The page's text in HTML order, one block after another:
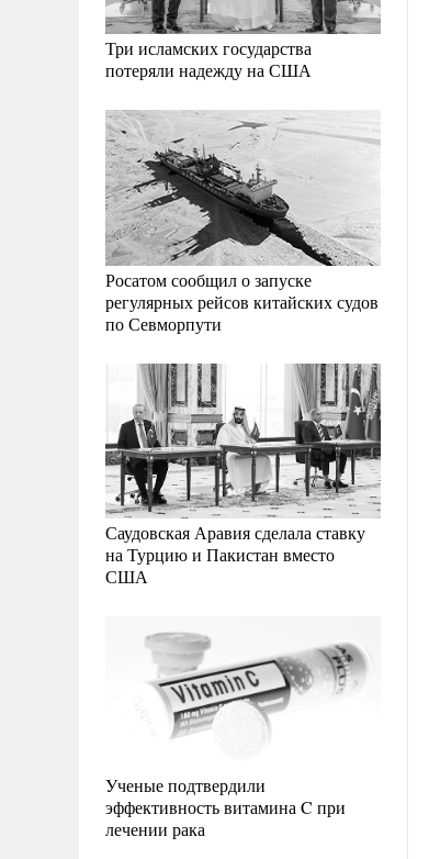
Три исламских государства
потеряли надежду на США
Росатом сообщил о запуске
регулярных рейсов китайских судов
по Севморпути
Саудовская Аравия сделала ставку
на Турцию и Пакистан вместо
США
Ученые подтвердили
эффективность витамина C при
лечении рака